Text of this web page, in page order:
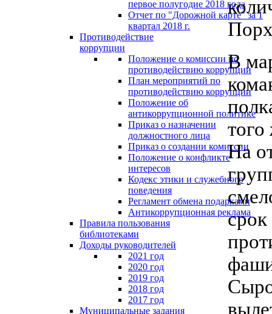
первое полугодие 2018 года
Отчет по "Дорожной карте" за 1
квартал 2018 г.
Противодействие
коррупции
Положение о комиссии по
противодействию коррупции
План мероприятий по
противодействию коррупции
Положение об
антикоррупционной политике
Приказ о назначении
должностного лица
Приказ о создании комиссии
Положение о конфликте
интересов
Кодекс этики и служебного
поведения
Регламент обмена подарками
Антикоррупционная реклама
Правила пользования
библиотеками
Доходы руководителей
2021 год
2020 год
2019 год
2018 год
2017 год
Муниципальные задания
В
На